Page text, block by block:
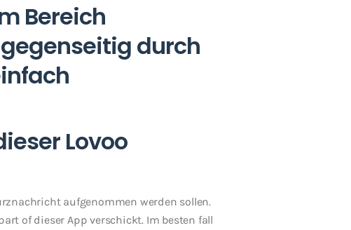
Bereich
durch
Lovoo
aufgenommen werden sollen.
of dieser App verschickt. Im besten fall